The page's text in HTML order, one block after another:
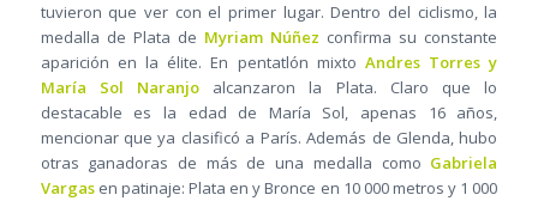
tuvieron que ver con el primer lugar. Dentro del ciclismo, la
medalla de Plata de Myriam Núñez confirma su constante
aparición en la élite. En pentatlón mixto Andres Torres y
María Sol Naranjo alcanzaron la Plata. Claro que lo
destacable es la edad de María Sol, apenas 16 años,
mencionar que ya clasificó a París. Además de Glenda, hubo
otras ganadoras de más de una medalla como Gabriela
Vargasen patinaje: Plata en y Bronce en 10 000 metros y 1 000